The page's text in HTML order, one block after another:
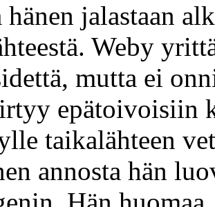
jalastaan
Weby
mutta ei
epätoivoisiin
taikalähteen
annosta hän